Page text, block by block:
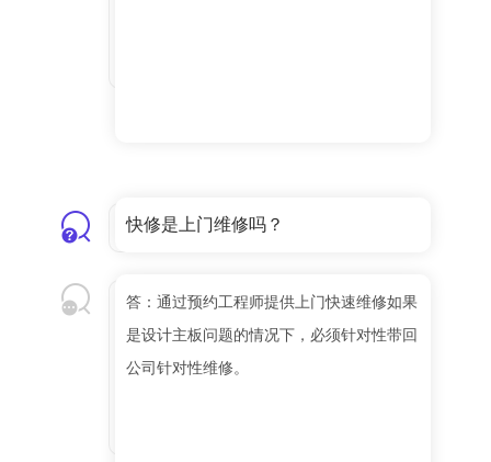
快修是上门维修吗？
答：通过预约工程师提供上门快速维修如果
是设计主板问题的情况下，必须针对性带回
公司针对性维修。